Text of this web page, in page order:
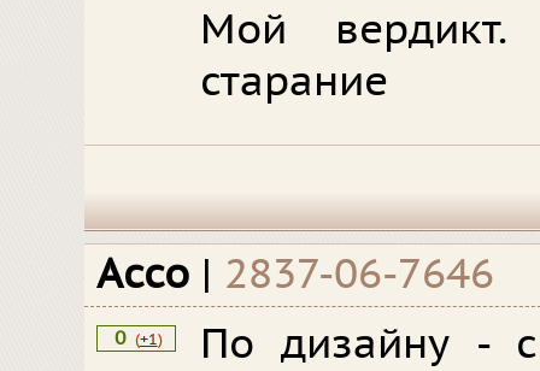
Мой
старание
Ассо | 2837-06-7646
0 (+1)
По дизайну -